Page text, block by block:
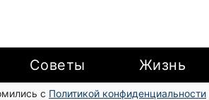
Советы Жизнь
с Политикой конфиденциальности